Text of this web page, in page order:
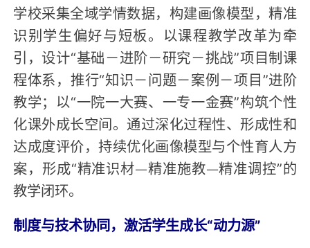
学校采集全域学情数据，构建画像模型，精准
识别学生偏好与短板。以课程教学改革为牵
引，设计“基础－进阶－研究－挑战”项目制课
程体系，推行“知识－问题－案例－项目”进阶
教学；以“一院一大赛、一专一金赛”构筑个性
化课外成长空间。通过深化过程性、形成性和
达成度评价，持续优化画像模型与个性育人方
案，形成“精准识材—精准施教—精准调控”的
教学闭环。
制度与技术协同，激活学生成长“动力源”